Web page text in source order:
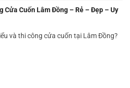
Cửa Cuốn Lâm Đồng – Rẻ – Đẹp – Uy
và thi công cửa cuốn tại Lâm Đồng?